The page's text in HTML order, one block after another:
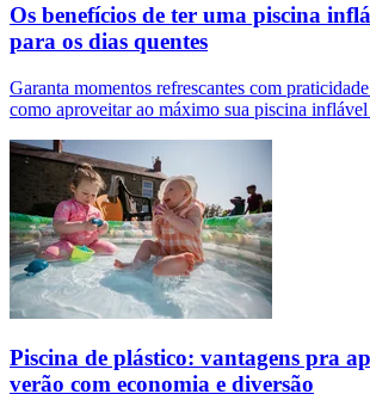
Os benefícios de ter uma piscina
para os dias quentes
Garanta momentos refrescantes com
como aproveitar ao máximo sua piscina
Piscina de plástico: vantagens pra
verão com economia e diversão